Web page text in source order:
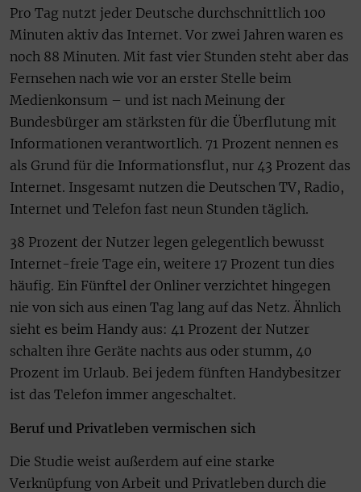
Pro Tag nutzt jeder Deutsche durchschnittlich 100
Minuten aktiv das Internet. Vor zwei Jahren waren es
noch 88 Minuten. Mit fast vier Stunden steht aber das
Fernsehen nach wie vor an erster Stelle beim
Medienkonsum – und ist nach Meinung der
Bundesbürger am stärksten für die Überflutung mit
Informationen verantwortlich. 71 Prozent nennen es
als Grund für die Informationsflut, nur 43 Prozent das
Internet. Insgesamt nutzen die Deutschen TV, Radio,
Internet und Telefon fast neun Stunden täglich.
38 Prozent der Nutzer legen gelegentlich bewusst
Internet-freie Tage ein, weitere 17 Prozent tun dies
häufig. Ein Fünftel der Onliner verzichtet hingegen
nie von sich aus einen Tag lang auf das Netz. Ähnlich
sieht es beim Handy aus: 41 Prozent der Nutzer
schalten ihre Geräte nachts aus oder stumm, 40
Prozent im Urlaub. Bei jedem fünften Handybesitzer
ist das Telefon immer angeschaltet.
Beruf und Privatleben vermischen sich
Die Studie weist außerdem auf eine starke
Verknüpfung von Arbeit und Privatleben durch die